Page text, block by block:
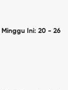
Ini: 20 - 26